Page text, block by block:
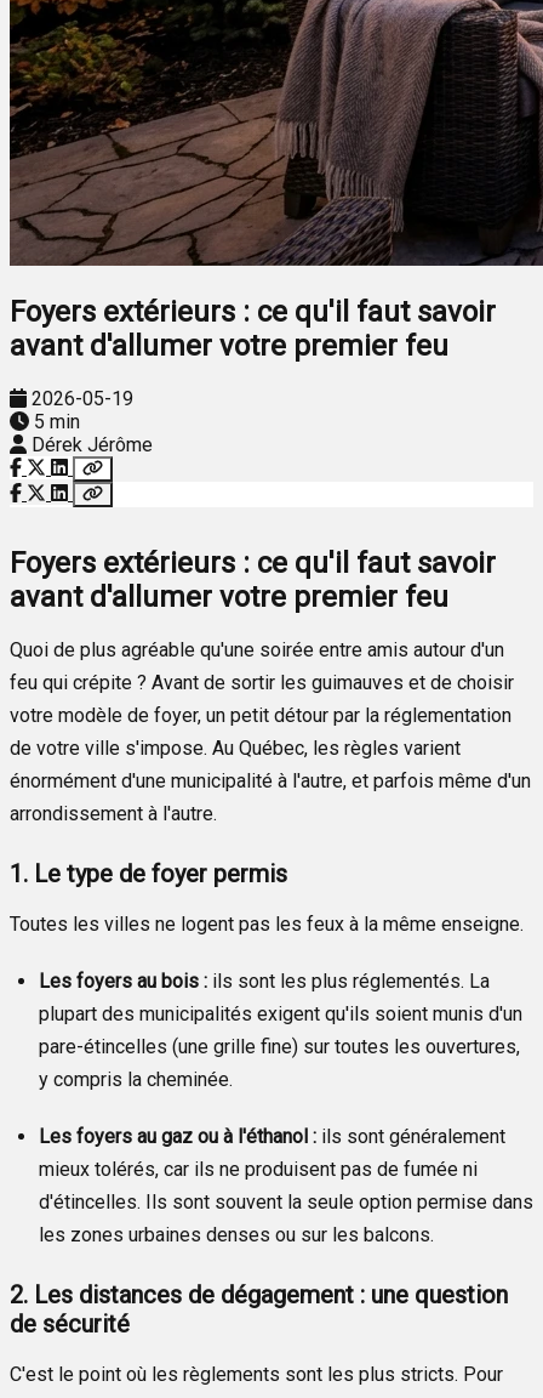
Foyers extérieurs : ce qu'il faut savoir
avant d'allumer votre premier feu
2026-05-19
5 min
Dérek Jérôme
Foyers extérieurs : ce qu'il faut savoir
avant d'allumer votre premier feu
Quoi de plus agréable qu'une soirée entre amis autour d'un
feu qui crépite ? Avant de sortir les guimauves et de choisir
votre modèle de foyer, un petit détour par la réglementation
de votre ville s'impose. Au Québec, les règles varient
énormément d'une municipalité à l'autre, et parfois même d'un
arrondissement à l'autre.
1. Le type de foyer permis
Toutes les villes ne logent pas les feux à la même enseigne.
Les foyers au bois : ils sont les plus réglementés. La
plupart des municipalités exigent qu'ils soient munis d'un
pare-étincelles (une grille fine) sur toutes les ouvertures,
y compris la cheminée.
Les foyers au gaz ou à l'éthanol : ils sont généralement
mieux tolérés, car ils ne produisent pas de fumée ni
d'étincelles. Ils sont souvent la seule option permise dans
les zones urbaines denses ou sur les balcons.
2. Les distances de dégagement : une question
de sécurité
C'est le point où les règlements sont les plus stricts. Pour